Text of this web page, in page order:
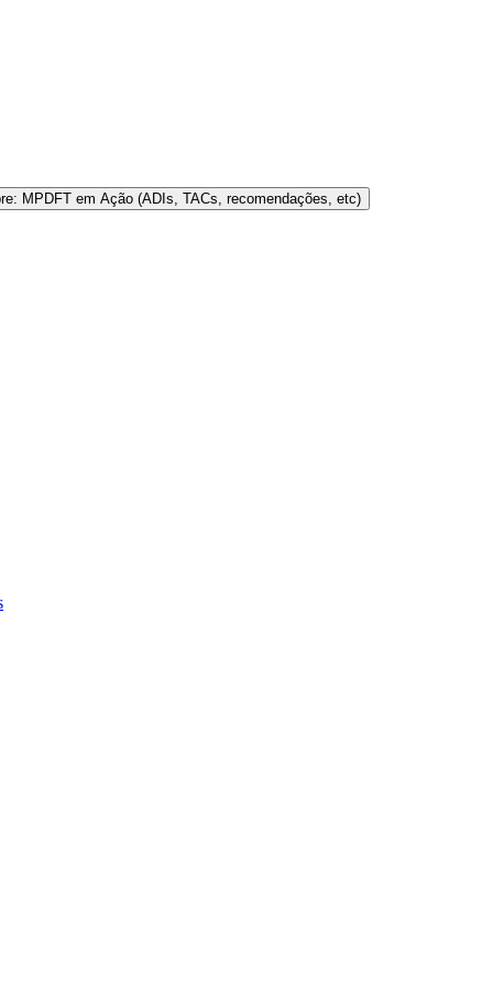
MPDFT em Ação (ADIs, TACs, recomendações, etc)